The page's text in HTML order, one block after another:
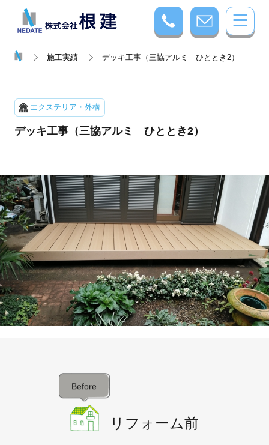
施工実績 デッキ工事（三協アルミ ひととき2）
エクステリア・外構
デッキ工事（三協アルミ ひととき2）
リフォーム前
Before